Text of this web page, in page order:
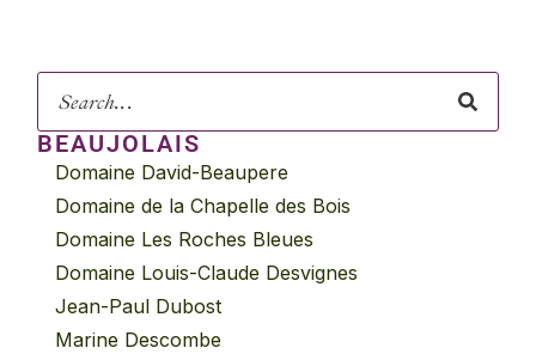
BEAUJOLAIS
Domaine David-Beaupere
Domaine de la Chapelle des Bois
Domaine Les Roches Bleues
Domaine Louis-Claude Desvignes
Jean-Paul Dubost
Marine Descombe